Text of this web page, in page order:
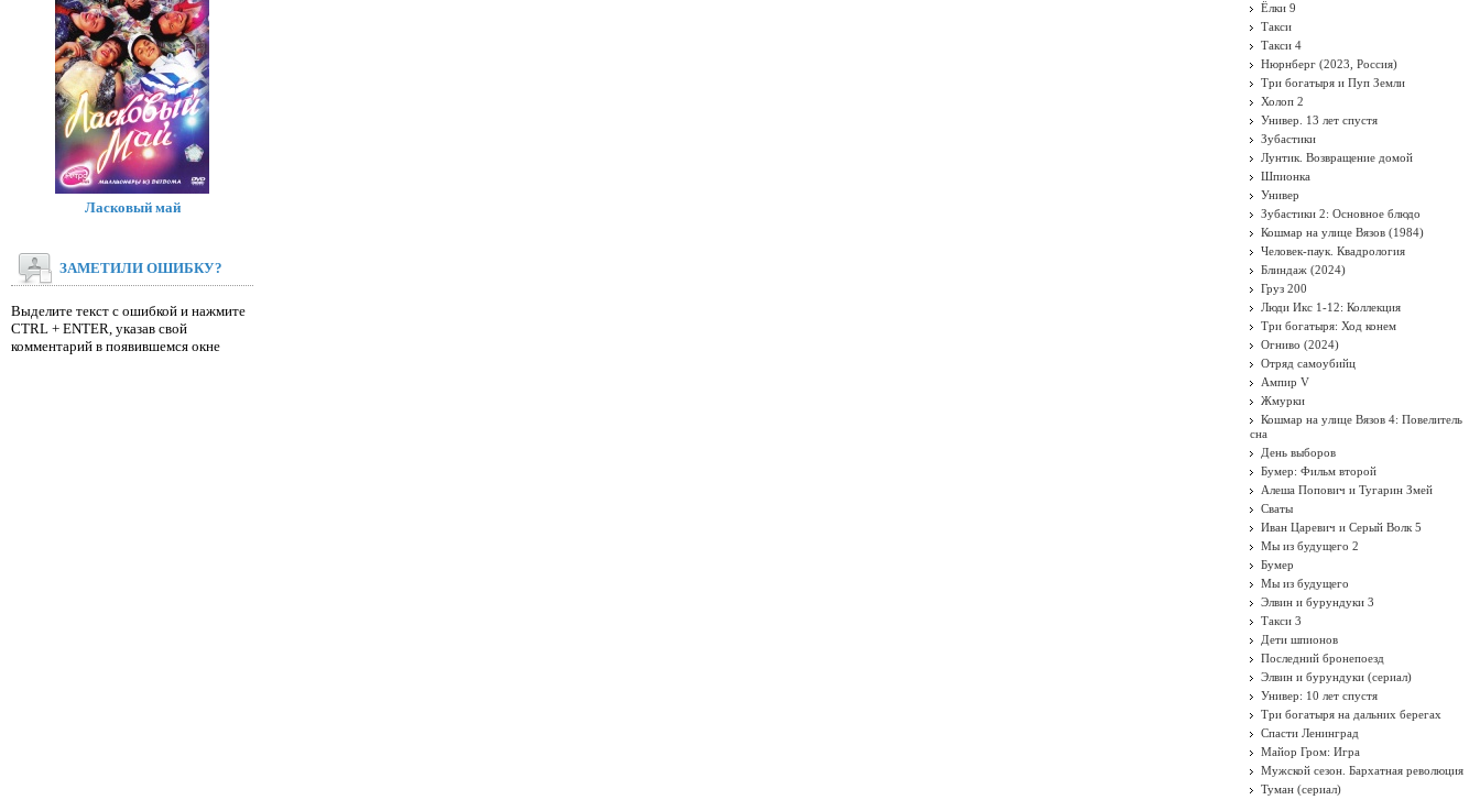
Ласковый май
ЗАМЕТИЛИ ОШИБКУ?
Выделите текст с ошибкой и нажмите
CTRL + ENTER, указав свой
комментарий в появившемся окне
Ёлки 9
Такси
Такси 4
Нюрнберг (2023, Россия)
Три богатыря и Пуп Земли
Холоп 2
Универ. 13 лет спустя
Зубастики
Лунтик. Возвращение домой
Шпионка
Универ
Зубастики 2: Основное блюдо
Кошмар на улице Вязов (1984)
Человек-паук. Квадрология
Блиндаж (2024)
Груз 200
Люди Икс 1-12: Коллекция
Три богатыря: Ход конем
Огниво (2024)
Отряд самоубийц
Ампир V
Жмурки
Кошмар на улице Вязов 4: Повелитель
сна
День выборов
Бумер: Фильм второй
Алеша Попович и Тугарин Змей
Сваты
Иван Царевич и Серый Волк 5
Мы из будущего 2
Бумер
Мы из будущего
Элвин и бурундуки 3
Такси 3
Дети шпионов
Последний бронепоезд
Элвин и бурундуки (сериал)
Универ: 10 лет спустя
Три богатыря на дальних берегах
Спасти Ленинград
Майор Гром: Игра
Мужской сезон. Бархатная революция
Туман (сериал)